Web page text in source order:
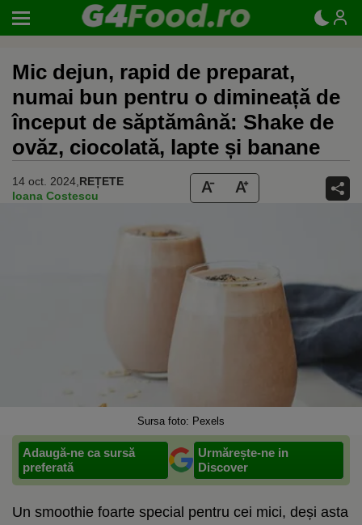
Mic dejun, rapid de preparat,
numai bun pentru o dimineață de
început de săptămână: Shake de
ovăz, ciocolată, lapte și banane
14 oct. 2024, REȚETE
Ioana Costescu
Sursa foto: Pexels
Adaugă-ne ca sursă
preferată
Urmărește-ne in
Discover
Un smoothie foarte special pentru cei mici, deși asta